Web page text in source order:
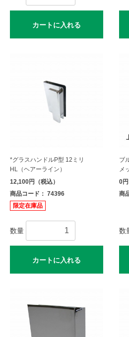
カートに入れる
*グラスハンドルP型 12ミリ
HL（ヘアーライン）
12,100円（税込）
商品コード： 74396
限定在庫品
数量
カートに入れる
ブ
メ
0円
商
数